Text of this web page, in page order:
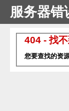
服务器错
404 - 找不
您要查找的资